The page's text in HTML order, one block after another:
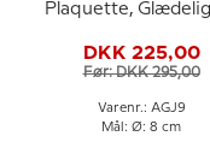
Plaquette, Glædelig
DKK 225,00
Før: DKK 295,00
Varenr.: AGJ9
Mål: Ø: 8 cm